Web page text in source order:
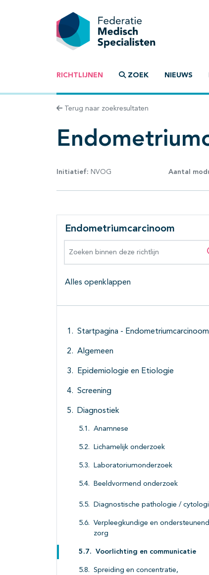
RICHTLIJNEN ZOEK NIEUWS
Terug naar zoekresultaten
Initiatief: NVOG Aantal
Endometriumcarcinoom
Alles openklappen
Startpagina - Endometriumcarcinoom
Algemeen
Epidemiologie en Etiologie
Screening
Diagnostiek
Anamnese
Lichamelijk onderzoek
Laboratoriumonderzoek
Beeldvormend onderzoek
Diagnostische pathologie /
Verpleegkundige en
zorg
Voorlichting en communicatie
Spreiding en concentratie,